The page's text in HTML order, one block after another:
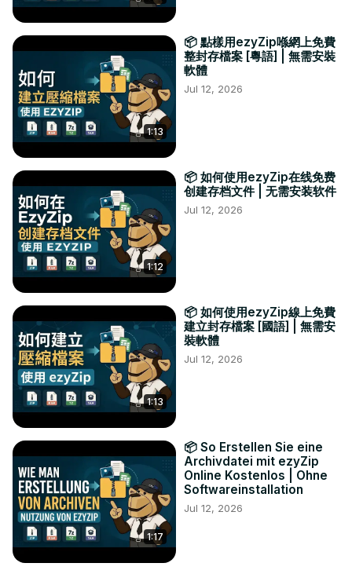
1:13
📦 點樣用ezyZip喺網上免費
整封存檔案 [粵語] | 無需安裝
軟體
Jul 12, 2026
1:12
📦 如何使用ezyZip在线免费
创建存档文件 | 无需安装软件
Jul 12, 2026
1:13
📦 如何使用ezyZip線上免費
建立封存檔案 [國語] | 無需安
裝軟體
Jul 12, 2026
1:17
📦 So Erstellen Sie eine
Archivdatei mit ezyZip
Online Kostenlos | Ohne
Softwareinstallation
Jul 12, 2026